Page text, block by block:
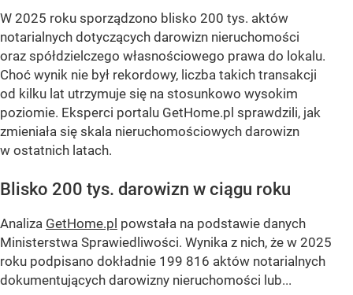
W 2025 roku sporządzono blisko 200 tys. aktów
notarialnych dotyczących darowizn nieruchomości
oraz spółdzielczego własnościowego prawa do lokalu.
Choć wynik nie był rekordowy, liczba takich transakcji
od kilku lat utrzymuje się na stosunkowo wysokim
poziomie. Eksperci portalu GetHome.pl sprawdzili, jak
zmieniała się skala nieruchomościowych darowizn
w ostatnich latach.
Blisko 200 tys. darowizn w ciągu roku
Analiza GetHome.pl powstała na podstawie danych
Ministerstwa Sprawiedliwości. Wynika z nich, że w 2025
roku podpisano dokładnie 199 816 aktów notarialnych
dokumentujących darowizny nieruchomości lub...